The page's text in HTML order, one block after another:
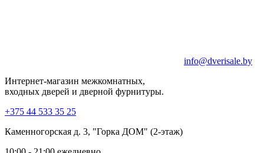
info@dverisale.by
Интернет-магазин межкомнатных,
входных дверей и дверной фурнитуры.
+375 44 533 35 25
Каменногорская д. 3, "Горка ДОМ" (2-этаж)